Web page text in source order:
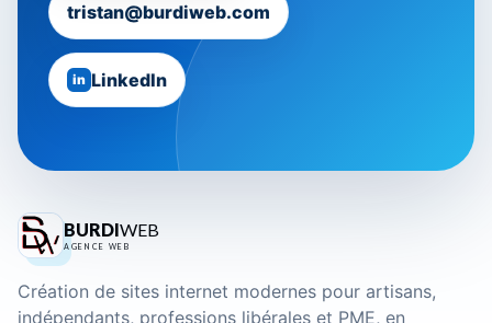
tristan@burdiweb.com
in LinkedIn
BURDIWEB
AGENCE WEB
Création de sites internet modernes pour artisans,
indépendants, professions libérales et PME, en